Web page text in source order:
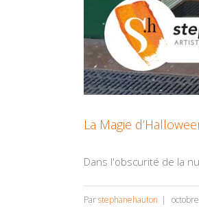
La Magie
Dans l'obscurité de la
Parstephanehauton |